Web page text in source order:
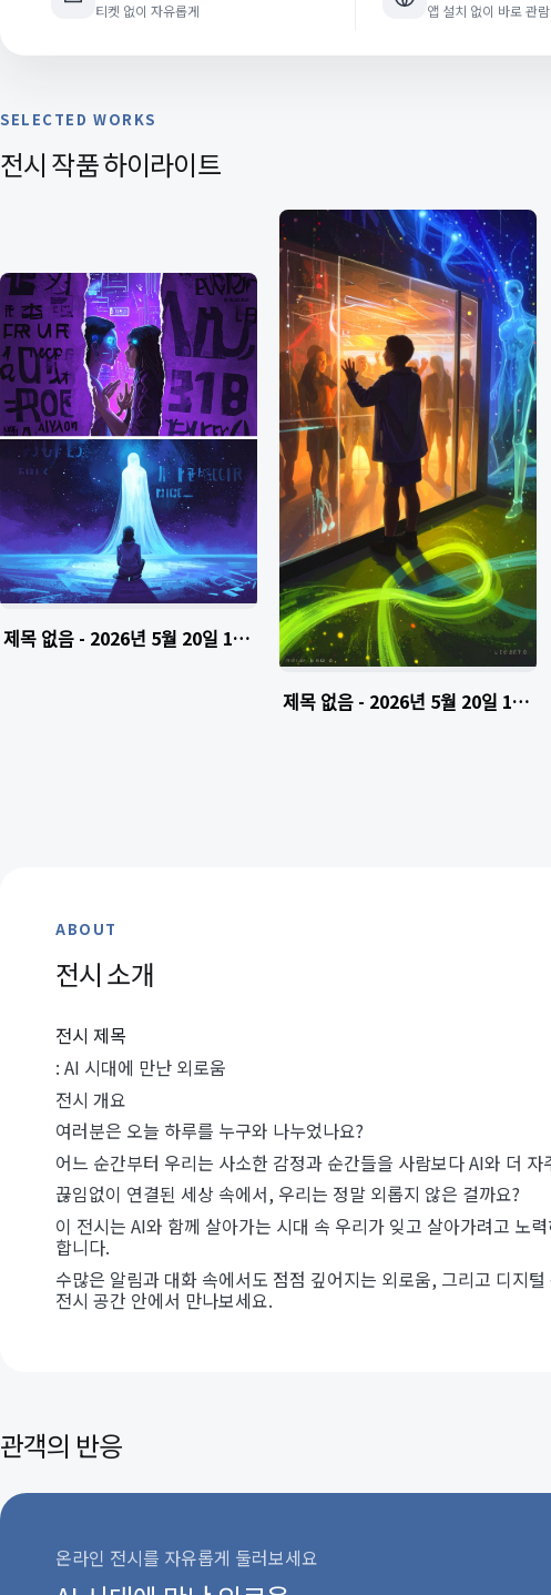
티켓 없이 자유롭게 앱 설치 없이 바로 관람
SELECTED WORKS
전시 작품 하이라이트
제목 없음 - 2026년 5월 20일 14.16.23-2
제목 없음 - 2026년 5월 20일
ABOUT
전시 소개
전시 제목
: AI 시대에 만난 외로움
전시 개요
여러분은 오늘 하루를 누구와 나누었나요?
어느 순간부터 우리는 사소한 감정과 순간들을 사람보다 AI와 더
끊임없이 연결된 세상 속에서, 우리는 정말 외롭지 않은 걸까요?
이 전시는 AI와 함께 살아가는 시대 속 우리가 잊고 살아가려고 노
합니다.
수많은 알림과 대화 속에서도 점점 깊어지는 외로움, 그리고 디지
전시 공간 안에서 만나보세요.
관객의 반응
온라인 전시를 자유롭게 둘러보세요